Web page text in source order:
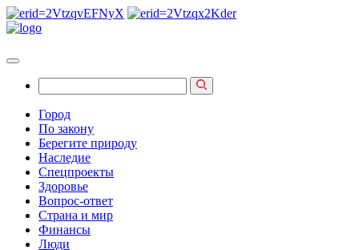
Город
По закону
Берегите природу
Наследие
Спецпроекты
Здоровье
Вопрос-ответ
Страна и мир
Финансы
Люди